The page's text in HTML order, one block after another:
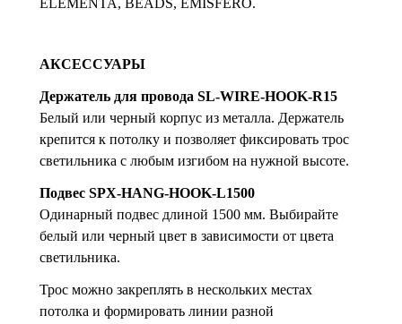
ELEMENTA, BEADS, EMISFERО.
АКСЕССУАРЫ
Держатель для провода SL-WIRE-HOOK-R15
Белый или черный корпус из металла. Держатель
крепится к потолку и позволяет фиксировать трос
светильника с любым изгибом на нужной высоте.
Подвес SPX-HANG-HOOK-L1500
Одинарный подвес длиной 1500 мм. Выбирайте
белый или черный цвет в зависимости от цвета
светильника.
Трос можно закреплять в нескольких местах
потолка и формировать линии разной